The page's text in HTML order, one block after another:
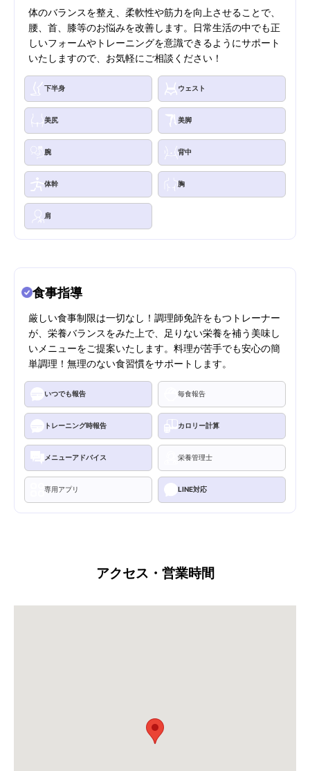
体のバランスを整え、柔軟性や筋力を向上させることで、
腰、首、膝等のお悩みを改善します。日常生活の中でも正
しいフォームやトレーニングを意識できるようにサポート
いたしますので、お気軽にご相談ください！
下半身 ウェスト
美尻 美脚
腕 背中
体幹 胸
肩
食事指導
厳しい食事制限は一切なし！調理師免許をもつトレーナー
が、栄養バランスをみた上で、足りない栄養を補う美味し
いメニューをご提案いたします。料理が苦手でも安心の簡
単調理！無理のない食習慣をサポートします。
いつでも報告 毎食報告
トレーニング時報告 カロリー計算
メニューアドバイス 栄養管理士
専用アプリ LINE対応
アクセス・営業時間